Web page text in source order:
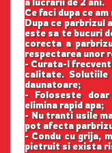
a lucrarii de 2 ani.
Ce faci dupa ce
Dupa ce parbrizul
este sa te bucuri
corecta a
respectarea unor
- Curata-l
calitate.
daunatoare;
- Foloseste
elimina rapid apa;
- Nu tranti usile
pot afecta
- Condu cu grija,
pietruit si exista